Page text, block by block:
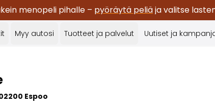
menopeli pihalle – pyöräytä peliäja valitse
Myy autosi Tuotteet ja palvelut Uutiset ja
Espoo